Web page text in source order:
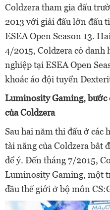
Coldzera tham gia đấu
2013 với giải đấu lớn đấu
ESEA Open Season 13.
4/2015, Coldzera có danh
nghiệp tại ESEA Open
khoác áo đội tuyển
Luminosity Gaming,
của Coldzera
Sau hai năm thi đấu ở các
tài năng của Coldzera bắt
để ý. Đến tháng 7/2015,
Luminosity Gaming, một
đầu thế giới ở bộ môn